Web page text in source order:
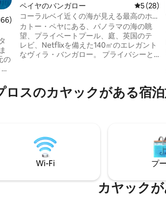
件、5つ星中4.99つ星の平均評価
ペイヤのバンガロー レビュ
5 (28)
コーラルベイ近くの海が見える最高のホ
リデープールヴィラ
カトー・ペヤにある、パノラマの海の眺
望、プライベートプール、庭、英国のテ
レビ、Netflixを備えた140㎡のエレガント
なヴィラ・バンガロー。 プライバシーと
然光を保つ、明るく日当たりの良いヴィ
ラ。 隣人から直接見えないプライベート
ルやご家族連れに最適です。
ロスのカヤックがある宿
Wi-Fi プ
カヤック